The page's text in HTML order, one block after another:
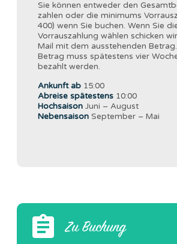
Sie können entweder den
zahlen oder die minimums
400) wenn Sie buchen. Wenn Sie
Vorrauszahlung wählen schicken
Mail mit dem ausstehenden
Betrag muss spätestens vier
bezahlt werden.
Ankunft ab15:00
Abreise spätestens10:00
HochsaisonJuni – August
NebensaisonSeptember – Mai
Zu Buchung